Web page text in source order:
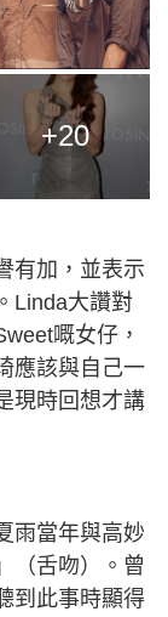
+20
有加，並表示
Linda大讚對
嘅女仔，
應該與自己一
現時回想才講
雨當年與高妙
（舌吻）。曾
到此事時顯得